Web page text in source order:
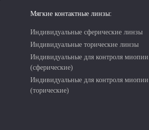
Мягкие контактные линзы:
Индивидуальные сферические линзы
Индивидуальные торические линзы
Индивидуальные для контроля миопии
(сферические)
Индивидуальные для контроля миопии
(торические)